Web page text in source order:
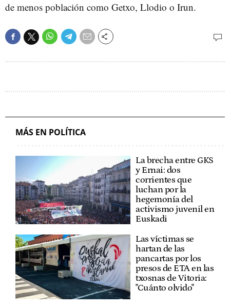
de menos población como Getxo, Llodio o Irun.
MÁS EN POLÍTICA
La brecha entre GKS
y Ernai: dos
corrientes que
luchan por la
hegemonía del
activismo juvenil en
Euskadi
Las víctimas se
hartan de las
pancartas por los
presos de ETA en las
txosnas de Vitoria:
"Cuánto olvido"